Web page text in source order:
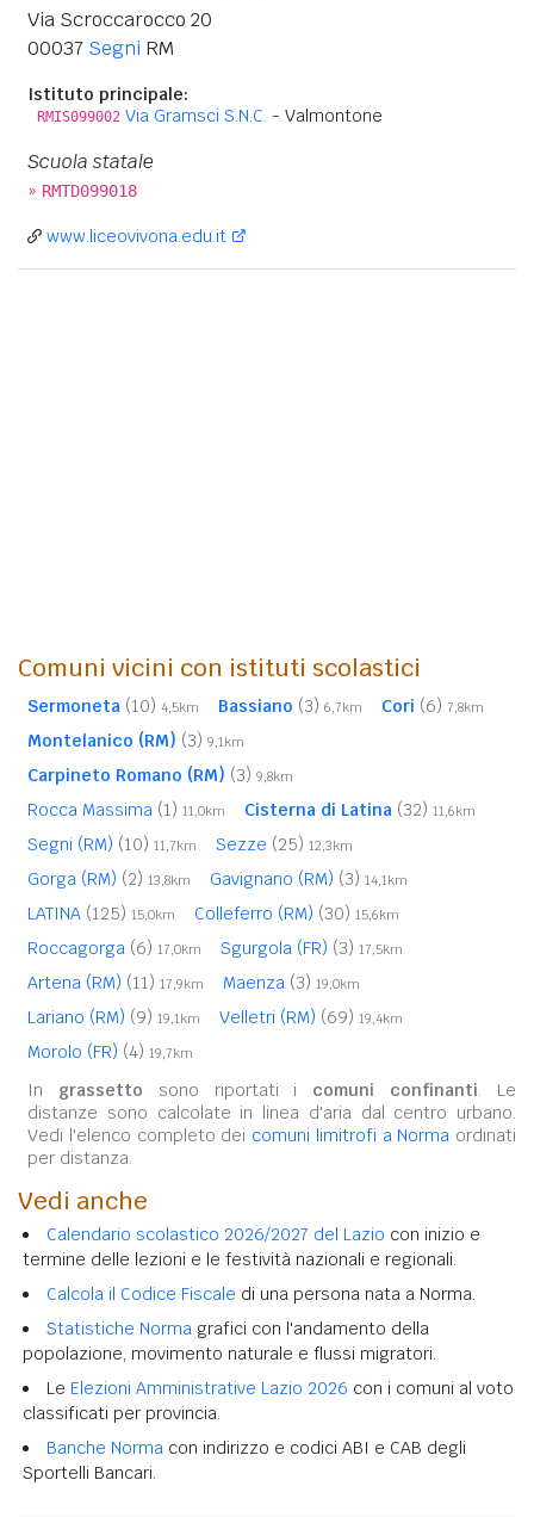
Via Scroccarocco 20
00037 Segni RM
Istituto principale:
RMIS099002 Via Gramsci S.N.C. - Valmontone
Scuola statale
» RMTD099018
www.liceovivona.edu.it
Comuni vicini con istituti scolastici
Sermoneta (10) 4,5km Bassiano (3) 6,7km Cori (6) 7,8km
Montelanico (RM) (3) 9,1km
Carpineto Romano (RM) (3) 9,8km
Rocca Massima (1) 11,0km Cisterna di Latina (32) 11,6km
Segni (RM) (10) 11,7km Sezze (25) 12,3km
Gorga (RM) (2) 13,8km Gavignano (RM) (3) 14,1km
LATINA (125) 15,0km Colleferro (RM) (30) 15,6km
Roccagorga (6) 17,0km Sgurgola (FR) (3) 17,5km
Artena (RM) (11) 17,9km Maenza (3) 19,0km
Lariano (RM) (9) 19,1km Velletri (RM) (69) 19,4km
Morolo (FR) (4) 19,7km
In grassetto sono riportati i comuni confinanti. Le
distanze sono calcolate in linea d'aria dal centro urbano.
Vedi l'elenco completo dei comuni limitrofi a Norma ordinati
per distanza.
Vedi anche
Calendario scolastico 2026/2027 del Lazio con inizio e
termine delle lezioni e le festività nazionali e regionali.
Calcola il Codice Fiscale di una persona nata a Norma.
Statistiche Norma grafici con l'andamento della
popolazione, movimento naturale e flussi migratori.
Le Elezioni Amministrative Lazio 2026 con i comuni al voto
classificati per provincia.
Banche Norma con indirizzo e codici ABI e CAB degli
Sportelli Bancari.